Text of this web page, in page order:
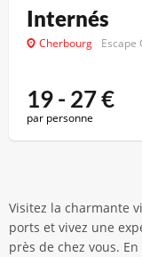
Internés
Cherbourg Escape
19 - 27€
par personne
Visitez la charmante
ports et vivez une
près de chez vous.